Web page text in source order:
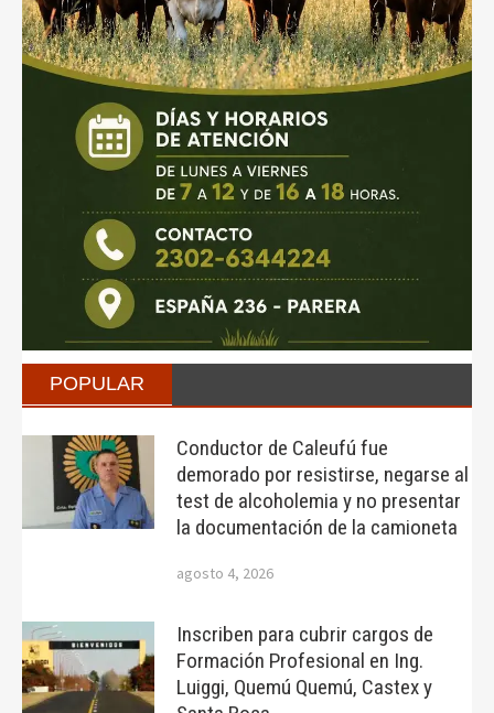
POPULAR
Conductor de Caleufú fue
demorado por resistirse, negarse al
test de alcoholemia y no presentar
la documentación de la camioneta
agosto 4, 2026
Inscriben para cubrir cargos de
Formación Profesional en Ing.
Luiggi, Quemú Quemú, Castex y